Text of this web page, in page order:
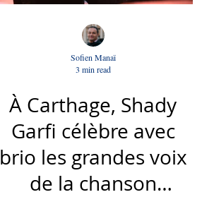
À Carthage, Shady
Garfi célèbre avec
brio les grandes voix
de la chanson
Sofien Manaï
3 min read